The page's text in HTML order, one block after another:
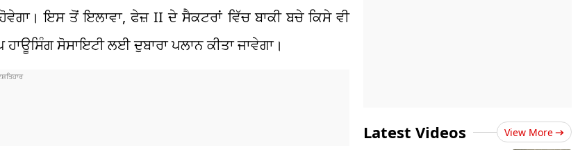
ਇਸ ਤੋਂ ਇਲਾਵਾ, ਫੇਜ਼ II ਦੇ ਸੈਕਟਰਾਂ ਵਿੱਚ ਬਾਕੀ ਬਚੇ ਕਿਸੇ ਵੀ
ਸੋਸਾਇਟੀ ਲਈ ਦੁਬਾਰਾ ਪਲਾਨ ਕੀਤਾ ਜਾਵੇਗਾ।
Latest Videos View More